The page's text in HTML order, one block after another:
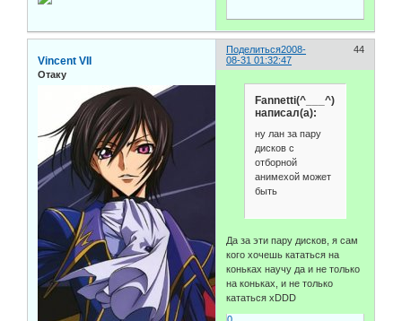
Поделиться 44
2008-
08-31 01:32:47
Vincent VII
Отаку
Fannetti(^___^)
написал(а):
ну лан за пару
дисков с
отборной
анимехой может
быть
Да за эти пару дисков, я сам
кого хочешь кататься на
коньках научу да и не только
на коньках, и не только
кататься xDDD